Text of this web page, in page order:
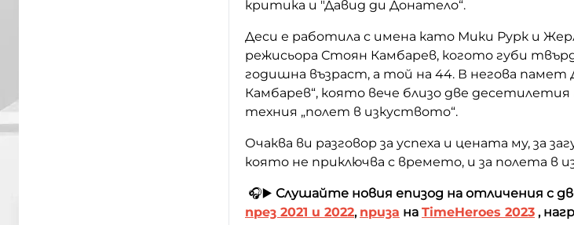
критика и "Давид ди Донатело“.
Деси е работила с имена като Мики Рурк и
режисьора Стоян Камбарев, когото губи
годишна възраст, а той на 44. В негова памет
Камбарев“, която вече близо две
техния „полет в изкуството“.
Очаква ви разговор за успеха и цената му, за
която не приключва с времето, и за полета в
🎧▶️ Слушайте новия епизод на отличения с
през 2021 и 2022, приза на TimeHeroes 2023 ,